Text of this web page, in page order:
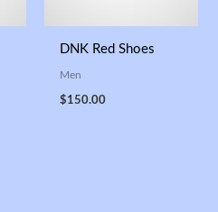
DNK Red Shoes
Men
$150.00